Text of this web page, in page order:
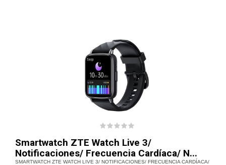
Smartwatch ZTE Watch Live 3/
Notificaciones/ Frecuencia Cardíaca/ N...
SMARTWATCH ZTE WATCH LIVE 3/ NOTIFICACIONES/ FRECUENCIA CARDÍACA/